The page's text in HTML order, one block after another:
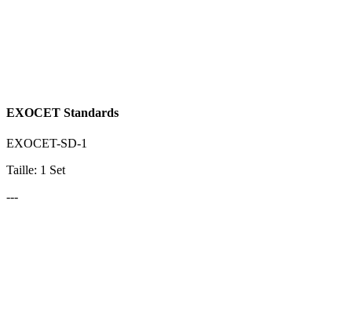
EXOCET Standards
EXOCET-SD-1
Taille: 1 Set
---